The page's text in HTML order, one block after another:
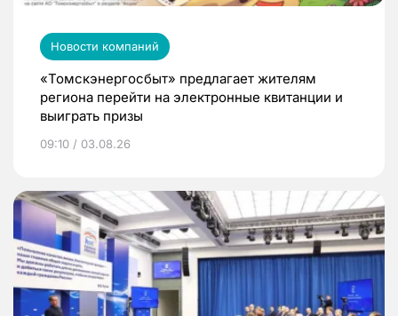
Новости компаний
«Томскэнергосбыт» предлагает жителям
региона перейти на электронные квитанции и
выиграть призы
09:10 / 03.08.26